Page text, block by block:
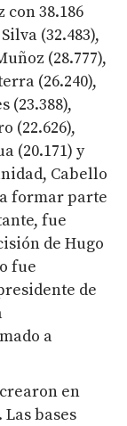
38.186
(32.483),
(28.777),
(26.240),
(23.388),
(22.626),
(20.171) y
Cabello
formar parte
fue
de Hugo
fue
de
a
en
bases